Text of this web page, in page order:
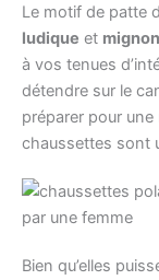
Le motif de patte
ludique et
à vos tenues
détendre sur le
préparer pour
chaussettes sont
Bien qu’elles